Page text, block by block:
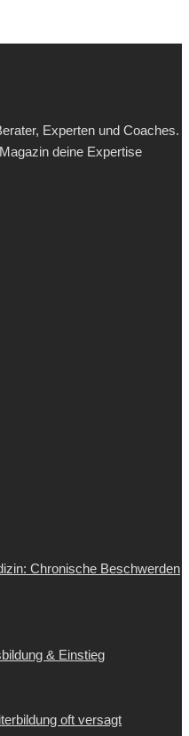
Experten und Coaches.
deine Expertise
Chronische Beschwerden
& Einstieg
oft versagt